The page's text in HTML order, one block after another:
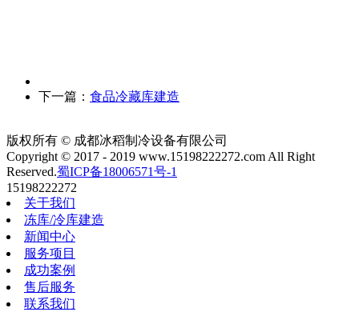
下一篇： 食品冷藏库建造
版权所有 © 成都冰稻制冷设备有限公司
Copyright © 2017 - 2019 www.15198222272.com All Right
Reserved.蜀ICP备18006571号-1
15198222272
关于我们
冻库/冷库建造
新闻中心
服务项目
成功案例
售后服务
联系我们